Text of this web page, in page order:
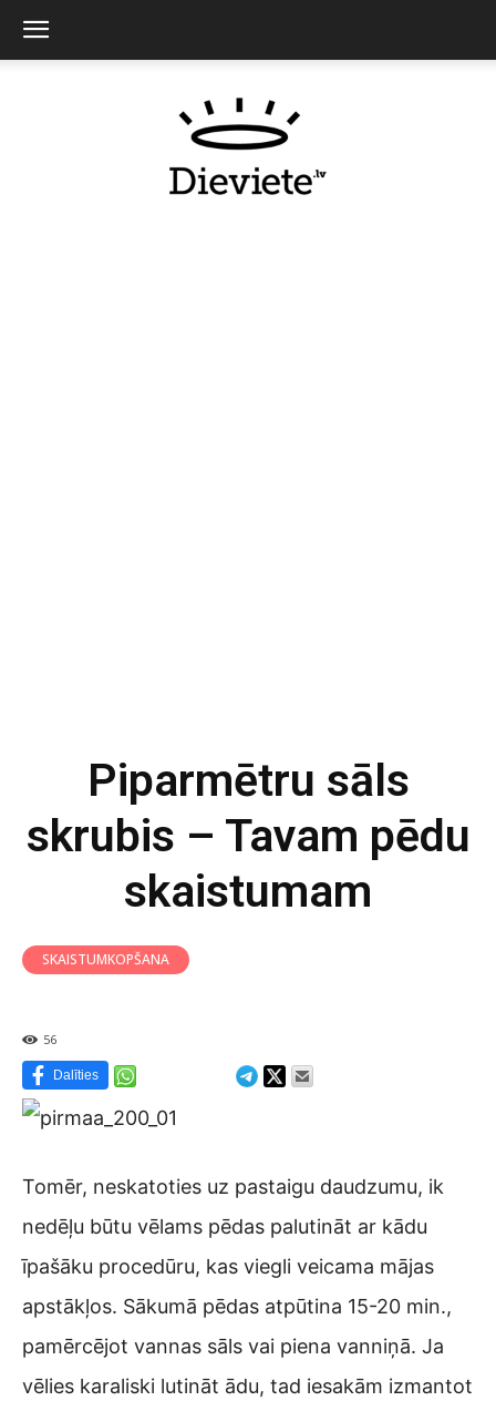
Piparmētru sāls
skrubis – Tavam pēdu
skaistumam
SKAISTUMKOPŠANA
56
Dalīties
Tomēr, neskatoties uz pastaigu daudzumu, ik
nedēļu būtu vēlams pēdas palutināt ar kādu
īpašāku procedūru, kas viegli veicama mājas
apstākļos. Sākumā pēdas atpūtina 15-20 min.,
pamērcējot vannas sāls vai piena vanniņā. Ja
vēlies karaliski lutināt ādu, tad iesakām izmantot